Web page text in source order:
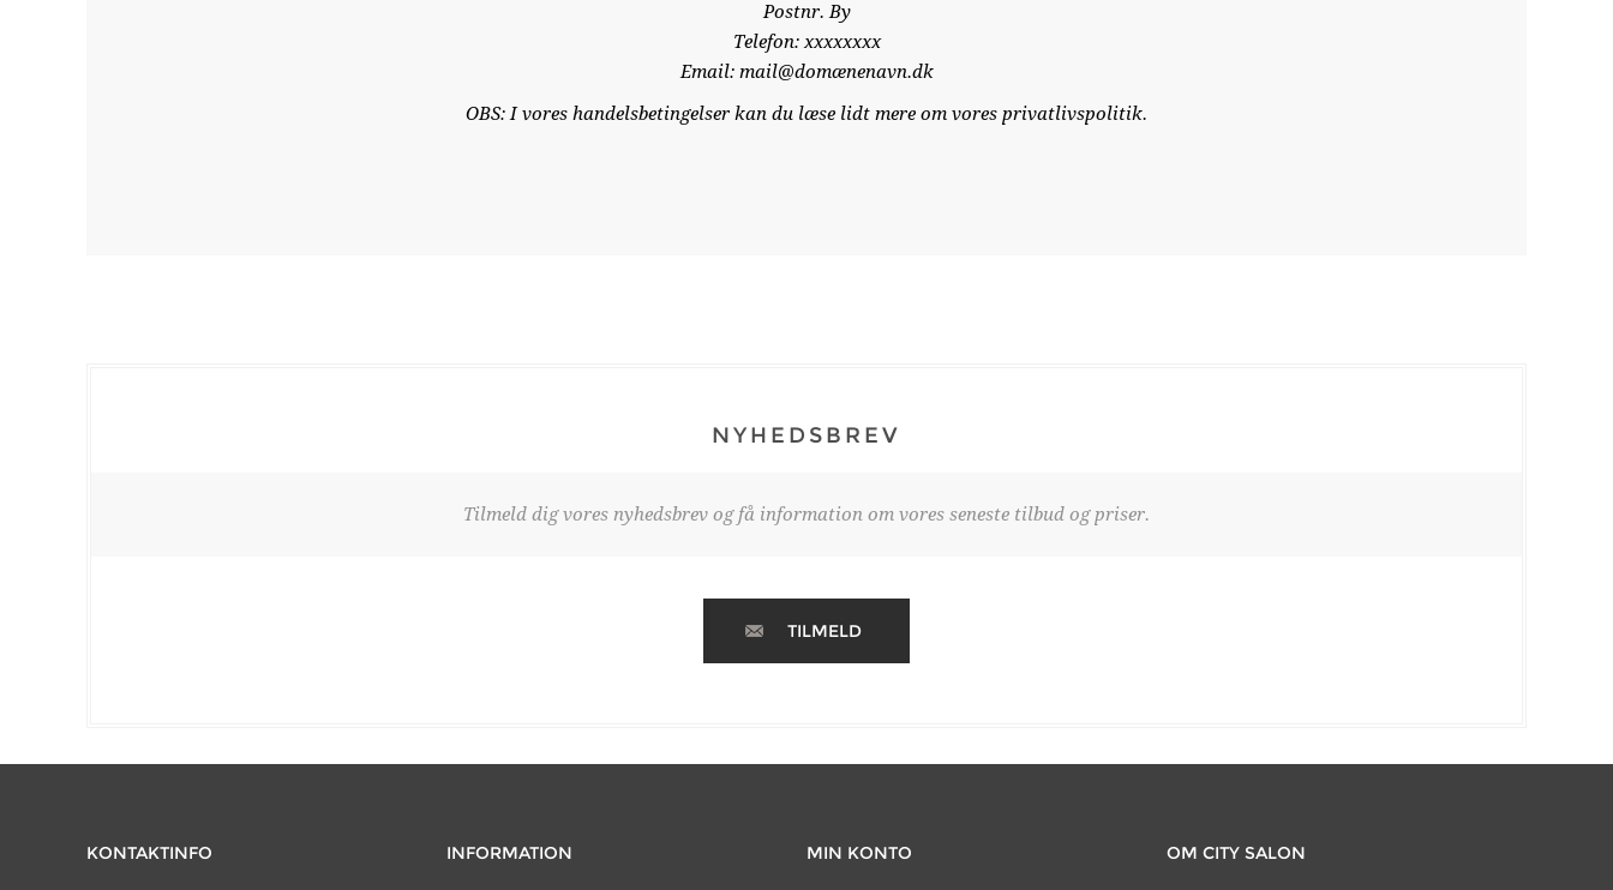
Postnr. By
Telefon: xxxxxxxx
Email: mail@domænenavn.dk
OBS: I vores handelsbetingelser kan du læse lidt mere om vores privatlivspolitik.
NYHEDSBREV
Tilmeld dig vores nyhedsbrev og få information om vores seneste tilbud og priser.
TILMELD
KONTAKTINFO INFORMATION MIN KONTO OM CITY SALON